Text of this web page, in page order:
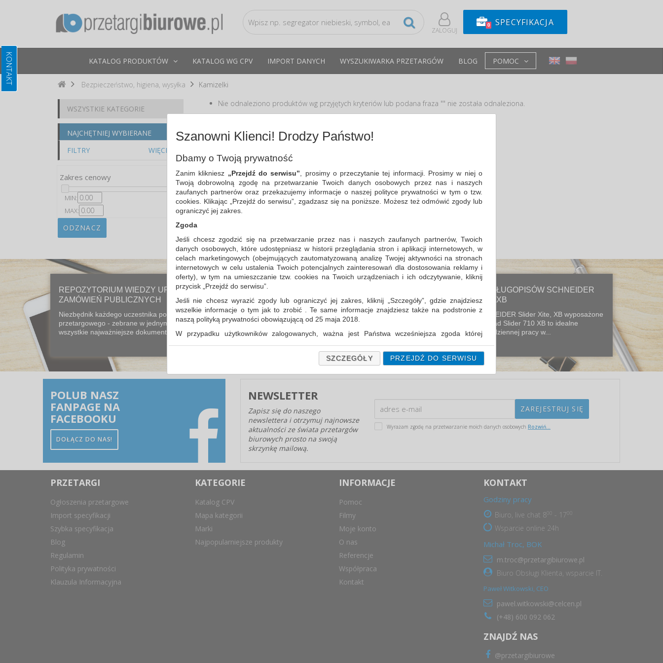
ZALOGUJ
0 SPECYFIKACJA
KATALOG PRODUKTÓW KATALOG WG CPV IMPORT DANYCH WYSZUKIWARKA PRZETARGÓW BLOG POMOC
Bezpieczeństwo, higiena, wysyłka Kamizelki
WSZYSTKIE KATEGORIE
NAJCHĘTNIEJ WYBIERANE
FILTRY
WIĘCEJ
Zakres cenowy
MIN:
MAX:
ODZNACZ
Nie odnaleziono produktów wg przyjętych kryteriów lub podana fraza "" nie została odnaleziona.
Podpowiedzi
Zmień kryteria wyszukiwania zaznaczając inne filtry i wyszukaj ponownie
Sprawdź, czy wszystkie słowa zostały poprawnie napisane.
Spróbuj użyć innych słów kluczowych.
REPOZYTORIUM WIEDZY URZĘDU
ZAMÓWIEŃ PUBLICZNYCH
Niezbędnik każdego uczestnika postępowania
przetargowego - zebrane w jednym miejscu
wszystkie najważniejsze dokumenty prawne...
GWARANCJA CENY ARTYKUŁÓW
BIUROWYCH - PĘTLA NA SZYI?
W postępowaniach przetargowych podanie
najniższej ceny jest w dalszym ciągu głównym, a
często jedynym kryterium...
NOWA LINIA DŁUGOPISÓW SCHNEIDER
SLIDER XITE, XB
Długopisy SCHNEIDER Slider Xite, XB wyposażone
w wymienny wkład Slider 710 XB to idealne
narzędzie do codziennej pracy w...
POLUB NASZ
FANPAGE NA
FACEBOOKU
DOŁĄCZ DO NAS!
NEWSLETTER
Zapisz się do naszego
newslettera i otrzymuj najnowsze
aktualności ze świata przetargów
biurowych prosto na swoją
skrzynkę mailową.
Wyrażam zgodę na przetwarzanie moich danych osobowych Rozwiń...
PRZETARGI
Ogłoszenia przetargowe
Import specyfikacji
Szybka specyfikacja
Blog
Regulamin
Polityka prywatności
Klauzula Informacyjna
KATEGORIE
Katalog CPV
Mapa kategorii
Marki
Najpopularniejsze produkty
INFORMACJE
Pomoc
Filmy
Moje konto
O nas
Referencje
Współpraca
Kontakt
KONTAKT
Godziny pracy
Biuro, live chat 8 - 17
Wsparcie online 24h
Michał Troc, BOK
m.troc@przetargibiurowe.pl
Biuro Obsługi Klienta, wsparcie IT.
Paweł Witkowski, CEO
pawel.witkowski@celcen.pl
(+48) 600 092 062
ZNAJDŹ NAS
@przetargibiurowe
Szanowni Klienci! Drodzy Państwo!
Dbamy o Twoją prywatność
Zanim klikniesz „Przejdź do serwisu” , prosimy o przeczytanie tej informacji. Prosimy w niej o
Twoją dobrowolną zgodę na przetwarzanie Twoich danych osobowych przez nas i naszych
zaufanych partnerów oraz przekazujemy informacje o naszej polityce prywatności w tym o tzw.
cookies. Klikając „Przejdź do serwisu”, zgadzasz się na poniższe. Możesz też odmówić zgody lub
ograniczyć jej zakres.
Zgoda
Jeśli chcesz zgodzić się na przetwarzanie przez nas i naszych zaufanych partnerów, Twoich
danych osobowych, które udostępniasz w historii przeglądania stron i aplikacji internetowych, w
celach marketingowych (obejmujących zautomatyzowaną analizę Twojej aktywności na stronach
internetowych w celu ustalenia Twoich potencjalnych zainteresowań dla dostosowania reklamy i
oferty), w tym na umieszczanie tzw. cookies na Twoich urządzeniach i ich odczytywanie, kliknij
przycisk „Przejdź do serwisu”.
Jeśli nie chcesz wyrazić zgody lub ograniczyć jej zakres, kliknij „Szczegóły”, gdzie znajdziesz
wszelkie informacje o tym jak to zrobić . Te same informacje znajdziesz także na podstronie z
naszą polityką prywatności obowiązującą od 25 maja 2018.
W przypadku użytkowników zalogowanych, ważna jest Państwa wcześniejsza zgoda której
Klauzula Informacyjna (rozwiń)
Lista Zaufanych Partnerów (rozwiń)
SZCZEGÓŁY PRZEJDŹ DO SERWISU